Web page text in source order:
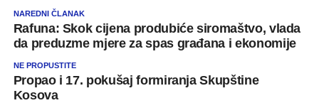
NAREDNI ČLANAK
Rafuna: Skok cijena produbiće siromaštvo, vlada
da preduzme mjere za spas građana i ekonomije
NE PROPUSTITE
Propao i 17. pokušaj formiranja Skupštine
Kosova